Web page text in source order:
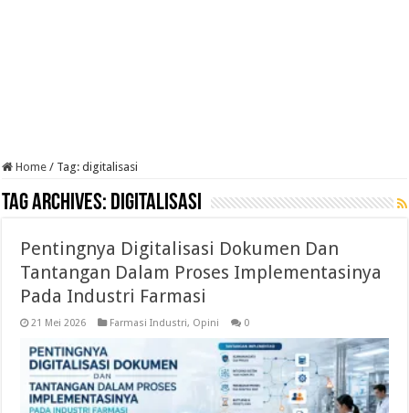
Home / Tag:digitalisasi
Tag Archives: digitalisasi
Pentingnya Digitalisasi Dokumen Dan
Tantangan Dalam Proses Implementasinya
Pada Industri Farmasi
21 Mei 2026 Farmasi Industri, Opini 0